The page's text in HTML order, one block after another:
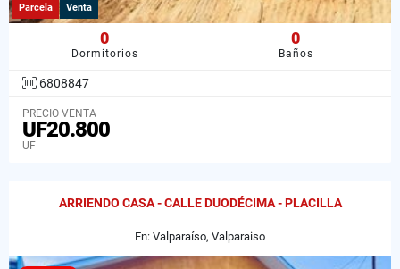
Parcela Venta
0
Dormitorios
0
Baños
6808847
PRECIO VENTA
UF20.800
UF
ARRIENDO CASA - CALLE DUODÉCIMA - PLACILLA
En: Valparaíso, Valparaiso